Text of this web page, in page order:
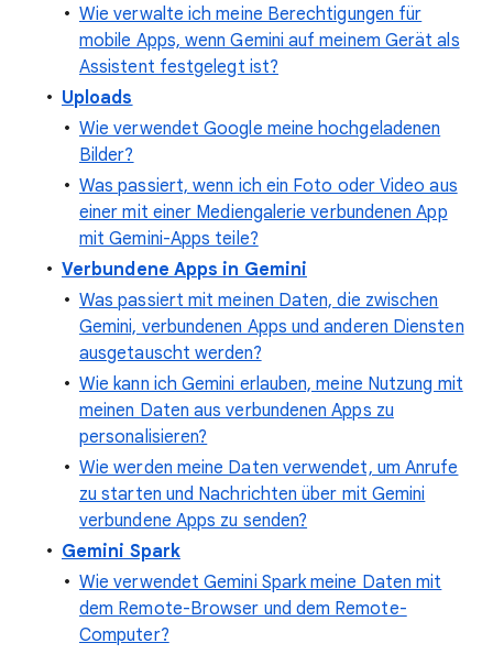
Wie verwalte ich meine Berechtigungen für
mobile Apps, wenn Gemini auf meinem Gerät als
Assistent festgelegt ist?
Uploads
Wie verwendet Google meine hochgeladenen
Bilder?
Was passiert, wenn ich ein Foto oder Video aus
einer mit einer Mediengalerie verbundenen App
mit Gemini-Apps teile?
Verbundene Apps in Gemini
Was passiert mit meinen Daten, die zwischen
Gemini, verbundenen Apps und anderen Diensten
ausgetauscht werden?
Wie kann ich Gemini erlauben, meine Nutzung mit
meinen Daten aus verbundenen Apps zu
personalisieren?
Wie werden meine Daten verwendet, um Anrufe
zu starten und Nachrichten über mit Gemini
verbundene Apps zu senden?
Gemini Spark
Wie verwendet Gemini Spark meine Daten mit
dem Remote-Browser und dem Remote-
Computer?